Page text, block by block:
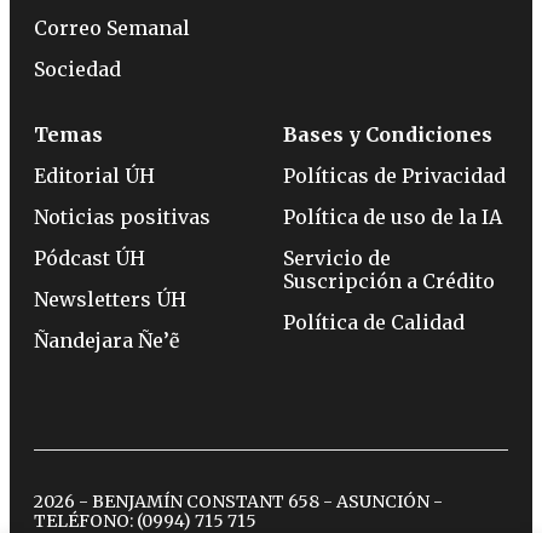
Correo Semanal
Sociedad
Temas
Editorial ÚH
Noticias positivas
Pódcast ÚH
Newsletters ÚH
Ñandejara Ñe’ẽ
Bases y Condiciones
Políticas de Privacidad
Política de uso de la IA
Servicio de
Suscripción a Crédito
Política de Calidad
2026 - BENJAMÍN CONSTANT 658 - ASUNCIÓN -
TELÉFONO: (0994) 715 715